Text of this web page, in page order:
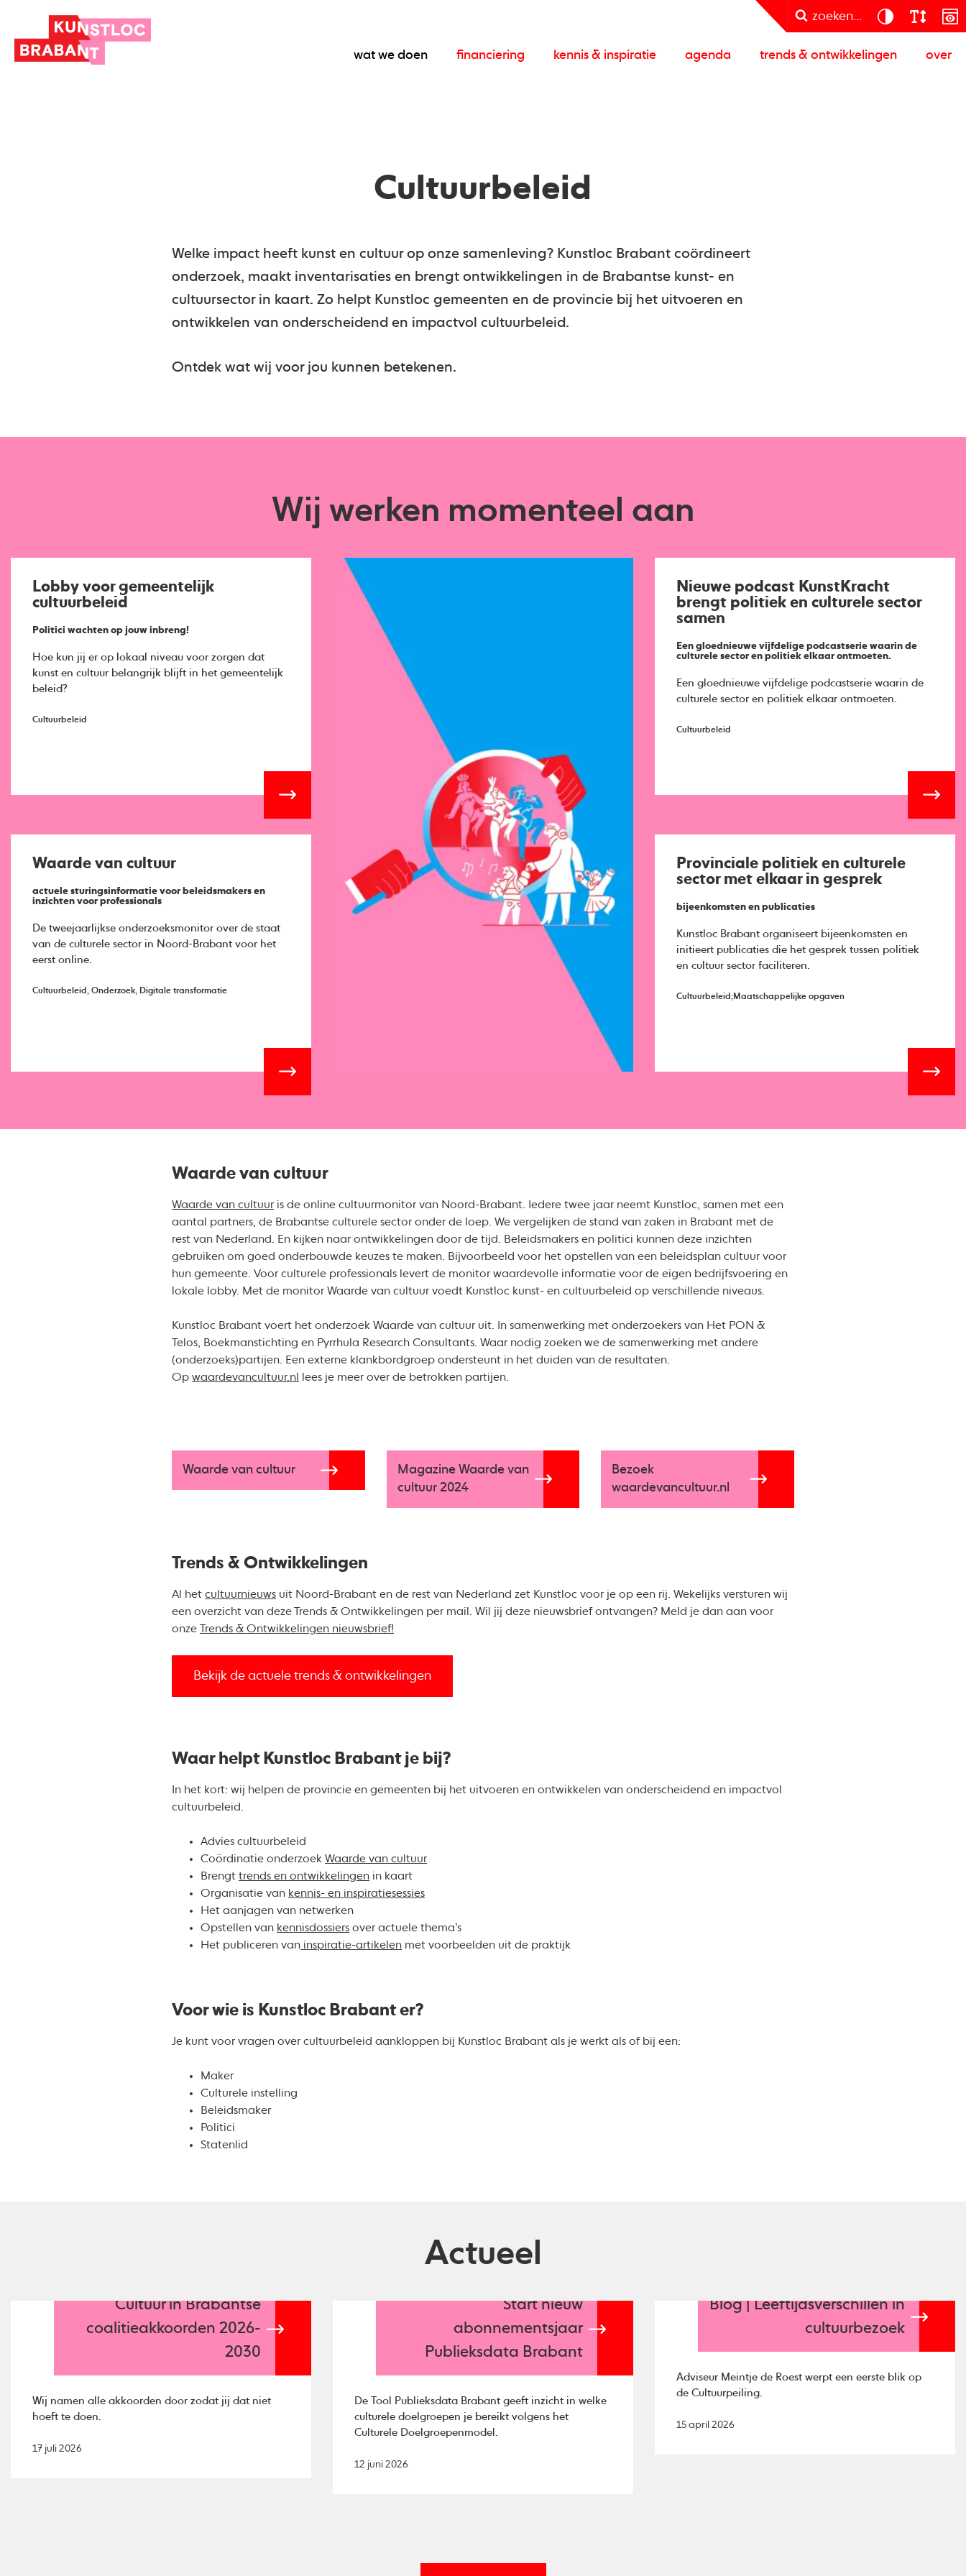
zoeken...
wat we doen financiering kennis & inspiratie agenda trends & ontwikkelingen over
Cultuurbeleid
Welke impact heeft kunst en cultuur op onze samenleving? Kunstloc Brabant coördineert
onderzoek, maakt inventarisaties en brengt ontwikkelingen in de Brabantse kunst- en
cultuursector in kaart. Zo helpt Kunstloc gemeenten en de provincie bij het uitvoeren en
ontwikkelen van onderscheidend en impactvol cultuurbeleid.
Ontdek wat wij voor jou kunnen betekenen.
Wij werken momenteel aan
Lobby voor gemeentelijk
cultuurbeleid
Politici wachten op jouw inbreng!
Hoe kun jij er op lokaal niveau voor zorgen dat
kunst en cultuur belangrijk blijft in het gemeentelijk
beleid?
Cultuurbeleid
Waarde van cultuur
actuele sturingsinformatie voor beleidsmakers en
inzichten voor professionals
De tweejaarlijkse onderzoeksmonitor over de staat
van de culturele sector in Noord-Brabant voor het
eerst online.
Cultuurbeleid, Onderzoek, Digitale transformatie
Nieuwe podcast KunstKracht
brengt politiek en culturele sector
samen
Een gloednieuwe vijfdelige podcastserie waarin de
culturele sector en politiek elkaar ontmoeten.
Een gloednieuwe vijfdelige podcastserie waarin de
culturele sector en politiek elkaar ontmoeten.
Cultuurbeleid
Provinciale politiek en culturele
sector met elkaar in gesprek
bijeenkomsten en publicaties
Kunstloc Brabant organiseert bijeenkomsten en
initieert publicaties die het gesprek tussen politiek
en cultuur sector faciliteren.
Cultuurbeleid;Maatschappelijke opgaven
Waarde van cultuur
Waarde van cultuur is de online cultuurmonitor van Noord-Brabant. Iedere twee jaar neemt Kunstloc, samen met een
aantal partners, de Brabantse culturele sector onder de loep. We vergelijken de stand van zaken in Brabant met de
rest van Nederland. En kijken naar ontwikkelingen door de tijd. Beleidsmakers en politici kunnen deze inzichten
gebruiken om goed onderbouwde keuzes te maken. Bijvoorbeeld voor het opstellen van een beleidsplan cultuur voor
hun gemeente. Voor culturele professionals levert de monitor waardevolle informatie voor de eigen bedrijfsvoering en
lokale lobby. Met de monitor Waarde van cultuur voedt Kunstloc kunst- en cultuurbeleid op verschillende niveaus.
Kunstloc Brabant voert het onderzoek Waarde van cultuur uit. In samenwerking met onderzoekers van Het PON &
Telos, Boekmanstichting en Pyrrhula Research Consultants. Waar nodig zoeken we de samenwerking met andere
(onderzoeks)partijen. Een externe klankbordgroep ondersteunt in het duiden van de resultaten.
Op waardevancultuur.nl lees je meer over de betrokken partijen.
Waarde van cultuur
Magazine Waarde van
cultuur 2024
Bezoek
waardevancultuur.nl
Trends & Ontwikkelingen
Al het cultuurnieuws uit Noord-Brabant en de rest van Nederland zet Kunstloc voor je op een rij. Wekelijks versturen wij
een overzicht van deze Trends & Ontwikkelingen per mail. Wil jij deze nieuwsbrief ontvangen? Meld je dan aan voor
onze
Trends & Ontwikkelingen nieuwsbrief!
Bekijk de actuele trends & ontwikkelingen
Waar helpt Kunstloc Brabant je bij?
In het kort: wij helpen de provincie en gemeenten bij het uitvoeren en ontwikkelen van onderscheidend en impactvol
cultuurbeleid.
Advies cultuurbeleid
Coördinatie onderzoek Waarde van cultuur
Brengt trends en ontwikkelingen in kaart
Organisatie van kennis- en inspiratiesessies
Het aanjagen van netwerken
Opstellen van kennisdossiers over actuele thema’s
Het publiceren van inspiratie-artikelen met voorbeelden uit de praktijk
Voor wie is Kunstloc Brabant er?
Je kunt voor vragen over cultuurbeleid aankloppen bij Kunstloc Brabant als je werkt als of bij een:
Maker
Culturele instelling
Beleidsmaker
Politici
Statenlid
Actueel
Cultuur in Brabantse
coalitieakkoorden 2026-
2030
Wij namen alle akkoorden door zodat jij dat niet
hoeft te doen.
17 juli 2026
Start nieuw
abonnementsjaar
Publieksdata Brabant
De Tool Publieksdata Brabant geeft inzicht in welke
culturele doelgroepen je bereikt volgens het
Culturele Doelgroepenmodel.
12 juni 2026
Blog | Leeftijdsverschillen in
cultuurbezoek
Adviseur Meintje de Roest werpt een eerste blik op
de Cultuurpeiling.
15 april 2026